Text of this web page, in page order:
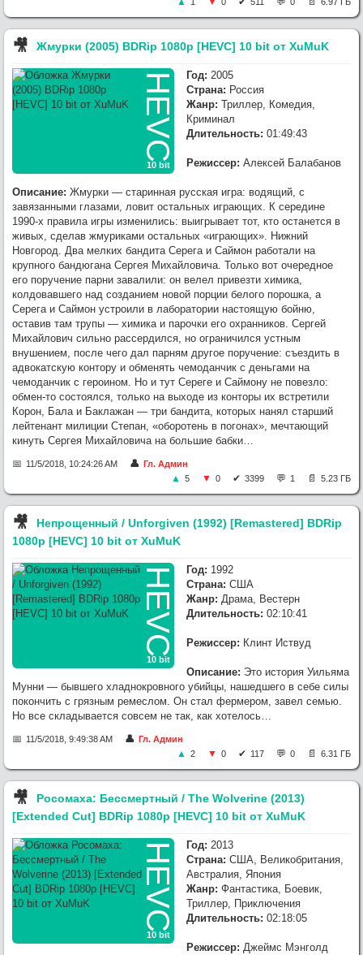
1 0 511 0 6.97 ГБ
🎥︎ Жмурки (2005) BDRip 1080p [HEVC] 10 bit от XuMuK
HEVC
10 bit
Год: 2005
Страна: Россия
Жанр: Триллер, Комедия,
Криминал
Длительность: 01:49:43
Режиссер: Алексей Балабанов
Описание: Жмурки — старинная русская игра: водящий, с
завязанными глазами, ловит остальных играющих. К середине
1990-х правила игры изменились: выигрывает тот, кто останется в
живых, сделав жмуриками остальных «играющих». Нижний
Новгород. Два мелких бандита Серега и Саймон работали на
крупного бандюгана Сергея Михайловича. Только вот очередное
его поручение парни завалили: он велел привезти химика,
колдовавшего над созданием новой порции белого порошка, а
Серега и Саймон устроили в лаборатории настоящую бойню,
оставив там трупы — химика и парочки его охранников. Сергей
Михайлович сильно рассердился, но ограничился устным
внушением, после чего дал парням другое поручение: съездить в
адвокатскую контору и обменять чемоданчик с деньгами на
чемоданчик с героином. Но и тут Сереге и Саймону не повезло:
обмен-то состоялся, только на выходе из конторы их встретили
Корон, Бала и Баклажан — три бандита, которых нанял старший
лейтенант милиции Степан, «оборотень в погонах», мечтающий
кинуть Сергея Михайловича на большие бабки…
11/5/2018, 10:24:26 AM
Гл. Админ
5
0 3399 1 5.23 ГБ
🎥︎
Непрощенный / Unforgiven (1992) [Remastered] BDRip
1080p [HEVC] 10 bit от XuMuK
HEVC
10 bit
Год: 1992
Страна: США
Жанр: Драма, Вестерн
Длительность: 02:10:41
Режиссер: Клинт Иствуд
Описание: Это история Уильяма
Мунни — бывшего хладнокровного убийцы, нашедшего в себе силы
покончить с грязным ремеслом. Он стал фермером, завел семью.
Но все складывается совсем не так, как хотелось…
11/5/2018, 9:49:38 AM
Гл. Админ
2
0 117 0 6.31 ГБ
🎥︎
Росомаха: Бессмертный / The Wolverine (2013)
[Extended Cut] BDRip 1080p [HEVC] 10 bit от XuMuK
HEVC
10 bit
Год: 2013
Страна: США, Великобритания,
Австралия, Япония
Жанр: Фантастика, Боевик,
Триллер, Приключения
Длительность: 02:18:05
Режиссер: Джеймс Мэнголд